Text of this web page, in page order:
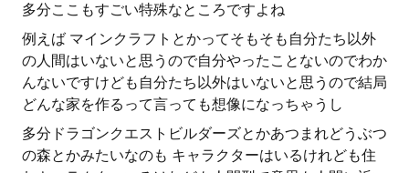
多分ここもすごい特殊なところですよね
例えば マインクラフトとかってそもそも自分たち以外
の人間はいないと思うので自分やったことないのでわか
んないですけども自分たち以外はいないと思うので結局
どんな家を作るって言っても想像になっちゃうし
多分ドラゴンクエストビルダーズとかあつまれどうぶつ
の森とかみたいなのも キャラクターはいるけれども住